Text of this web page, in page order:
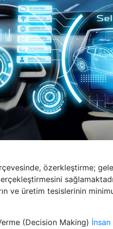
özerkleştirme;
ve üretim tesislerinin
(Decision Making)